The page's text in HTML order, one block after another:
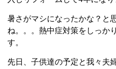
暑さがマシになったかな？と
ね。。。熱中症対策をしっか
す。
先日、子供達の予定と我々夫